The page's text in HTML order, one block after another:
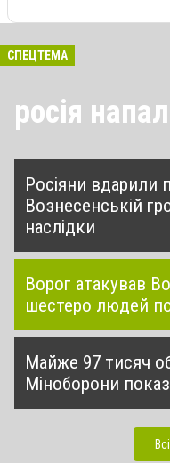
СПЕЦТЕМА
росія
Росіяни вдарили
Вознесенській
наслідки
Ворог атакував
шестеро людей
Майже 97 тисяч
Міноборони